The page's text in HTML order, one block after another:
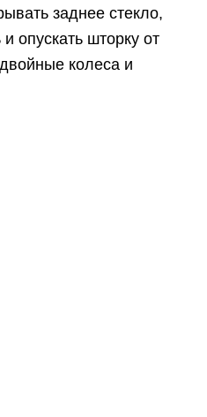
заднее стекло,
опускать шторку от
колеса и